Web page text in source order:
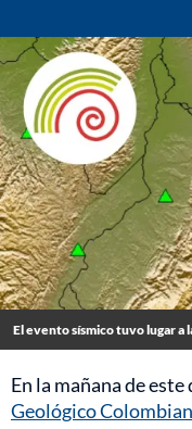
El evento sísmico tuvo lugar a
En la mañana de
Geológico